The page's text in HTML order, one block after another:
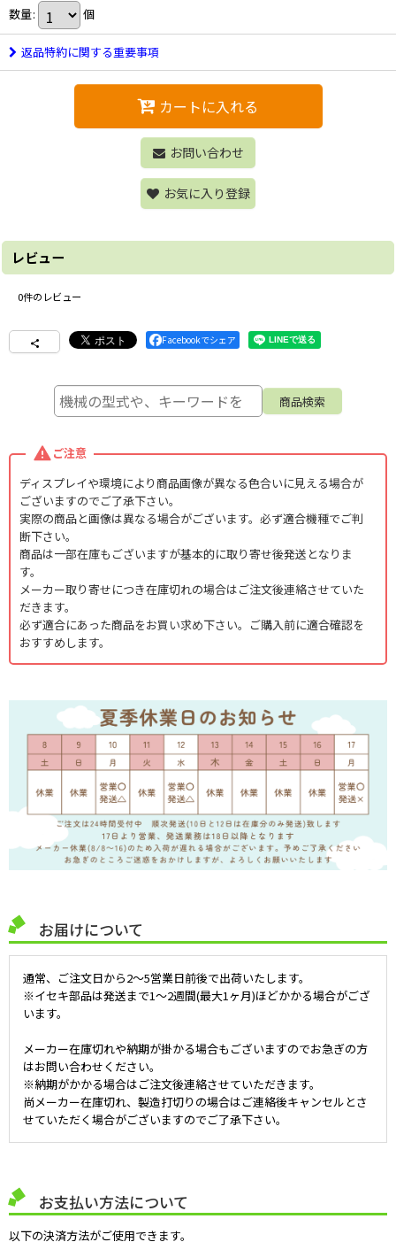
数量: 個
返品特約に関する重要事項
カートに入れる
お問い合わせ
お気に入り登録
レビュー
0件のレビュー
Facebookでシェア
ご注意
ディスプレイや環境により商品画像が異なる色合いに見える場合が
ございますのでご了承下さい。
実際の商品と画像は異なる場合がございます。必ず適合機種でご判
断下さい。
商品は一部在庫もございますが基本的に取り寄せ後発送となりま
す。
メーカー取り寄せにつき在庫切れの場合はご注文後連絡させていた
だきます。
必ず適合にあった商品をお買い求め下さい。ご購入前に適合確認を
おすすめします。
お届けについて
通常、ご注文日から2～5営業日前後で出荷いたします。
※イセキ部品は発送まで1～2週間(最大1ヶ月)ほどかかる場合がござ
います。
メーカー在庫切れや納期が掛かる場合もございますのでお急ぎの方
はお問い合わせください。
※納期がかかる場合はご注文後連絡させていただきます。
尚メーカー在庫切れ、製造打切りの場合はご連絡後キャンセルとさ
せていただく場合がございますのでご了承下さい。
お支払い方法について
以下の決済方法がご使用できます。